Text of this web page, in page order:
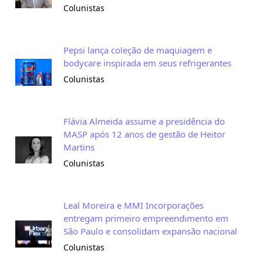
Colunistas
Pepsi lança coleção de maquiagem e
bodycare inspirada em seus refrigerantes
Colunistas
Flávia Almeida assume a presidência do
MASP após 12 anos de gestão de Heitor
Martins
Colunistas
Leal Moreira e MMI Incorporações
entregam primeiro empreendimento em
São Paulo e consolidam expansão nacional
Colunistas